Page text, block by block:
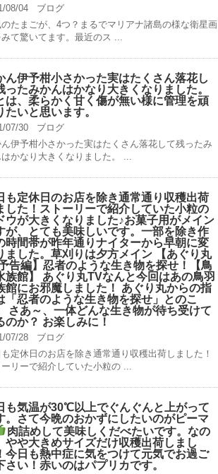
08/04
ブログ
のたまごが、4つ？まるでマリアナ諸島の様な衛星画
て驚いてます。最近のス ...
ん伊予柑小さかった実はたくさん落花し
ったみかんはかなり大きくなりました。
は、柔らかく甘く傷が無い様に管理を頑
たいと思います。
07/30
ブログ
伊予柑小さかった実はたくさん落花して残ったみ
かなり大きくなりました。 ...
も定休日のお店を除き通常通り収穫出荷
した！ストーリーで紹介していた小粒の
ウが大きくなりました♪お菓子用がメイン
が、とても美味しいです。一部を除き作
時間帯が昨年通りナイターから早朝に変
ました。草刈りは夕方メイン 【あぐり丸
告編】忍者のような生き物を探せ！【鳥
族館】 あぐり丸TVなんと今回はあの鳥羽
館にお邪魔しました！ あぐり丸からの指
「忍者のような生き物を探せ」とのこ
さあ～、一体どんな生き物が待ち受けて
のか？ お楽しみに！
07/28
ブログ
定休日のお店を除き通常通り収穫出荷しました！
ーリーで紹介していた小粒の ...
も気温が30℃以上でぐんぐんと上がって
。さて今晩のおかずにしたいのがピーマ
肉詰めして美味しくだべたいです。なの
やや大きめサイズだけ収穫出荷しまし
今日も熱中症に気をつけて元気でお過ご
さい！赤いのはパプリカです。